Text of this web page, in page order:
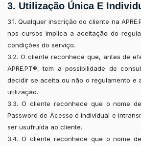
3. Utilização Única E
3.1. Qualquer inscrição do cliente na
nos cursos implica a aceitação do
condições do serviço.
3.2. O cliente reconhece que, antes de
APRE.PT®, tem a possibilidade de
decidir se aceita ou não o regulamento e
utilização.
3.3. O cliente reconhece que o nome
Password de Acesso é individual e
ser usufruída ao cliente.
3.4. O cliente reconhece que o nome